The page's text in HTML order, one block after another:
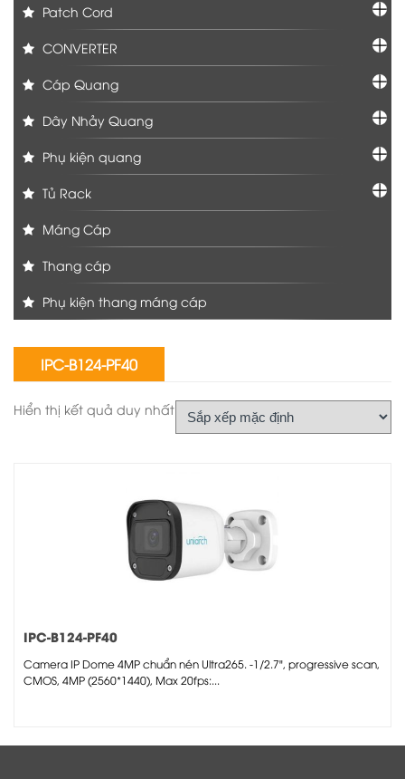
Patch Cord
CONVERTER
Cáp Quang
Dây Nhảy Quang
Phụ kiện quang
Tủ Rack
Máng Cáp
Thang cáp
Phụ kiện thang máng cáp
IPC-B124-PF40
Hiển thị kết quả duy nhất
IPC-B124-PF40
Camera IP Dome 4MP chuẩn nén Ultra265. -1/2.7", progressive scan,
CMOS, 4MP (2560*1440), Max 20fps:...